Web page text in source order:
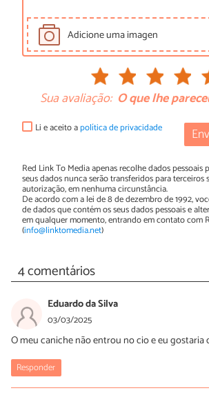
Adicione uma imagen
Sua avaliação: O que lhe
Li e aceito apolítica de privacidade
Red Link To Media apenas recolhe dados pessoais
seus dados nunca serão transferidos para terceiros
autorização, em nenhuma circunstância.
De acordo com a lei de 8 de dezembro de 1992,
de dados que contém os seus dados pessoais e
em qualquer momento, entrando em contato com
(info@linktomedia.net)
4 comentários
Eduardo da Silva
03/03/2025
O meu caniche não entrou no cio e eu gostaria
Responder